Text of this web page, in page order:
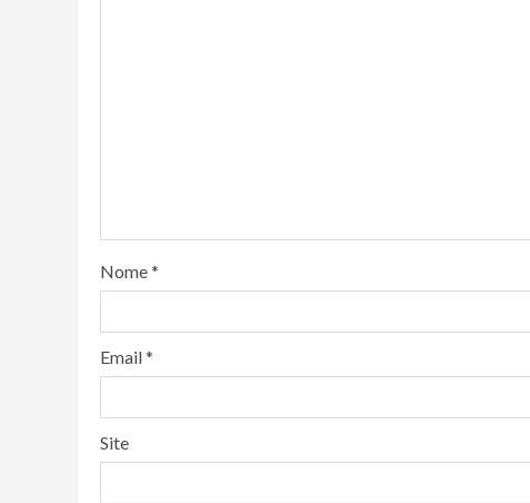
Nome*
Email*
Site